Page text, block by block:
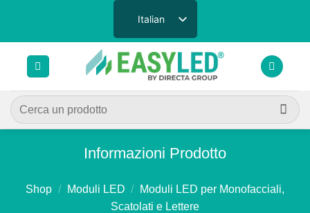
contenuti
Italian
Cerca:
Informazioni Prodotto
Shop / Moduli LED /
Moduli LED per Monofacciali,
Scatolati e Lettere